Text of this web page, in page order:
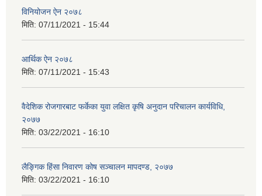
विनियोजन ऐन २०७८
मिति: 07/11/2021 - 15:44
आर्थिक ऐन २०७८
मिति: 07/11/2021 - 15:43
वैदेशिक रोजगारबाट फर्केका युवा लक्षित कृषि अनुदान परिचालन कार्यविधि,
२०७७
मिति: 03/22/2021 - 16:10
लैङ्गिक हिंसा निवारण कोष सञ्चालन मापदण्ड, २०७७
मिति: 03/22/2021 - 16:10